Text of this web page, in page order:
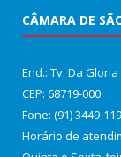
CÂMARA DE
End.: Tv. Da
CEP: 68719-000
Fone: (91) 3449-
Horário de